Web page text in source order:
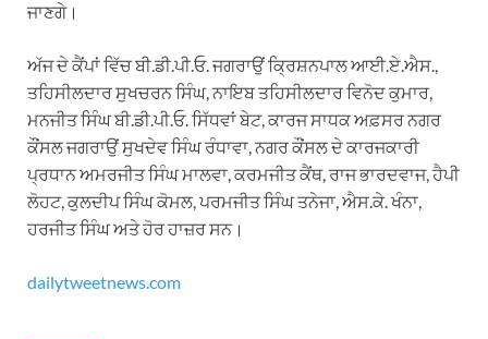
ਜਾਣਗੇ।
ਅੱਜ ਦੇ ਕੈਂਪਾਂ ਵਿੱਚ ਬੀ.ਡੀ.ਪੀ.ਓ. ਜਗਰਾਉਂ ਕ੍ਰਿਸ਼ਨਪਾਲ ਆਈ.ਏ.ਐਸ.,
ਤਹਿਸੀਲਦਾਰ ਸੁਖਚਰਨ ਸਿੰਘ, ਨਾਇਬ ਤਹਿਸੀਲਦਾਰ ਵਿਨੋਦ ਕੁਮਾਰ,
ਮਨਜੀਤ ਸਿੰਘ ਬੀ.ਡੀ.ਪੀ.ਓ. ਸਿੱਧਵਾਂ ਬੇਟ, ਕਾਰਜ ਸਾਧਕ ਅਫ਼ਸਰ ਨਗਰ
ਕੌਂਸਲ ਜਗਰਾਉਂ ਸੁਖਦੇਵ ਸਿੰਘ ਰੰਧਾਵਾ, ਨਗਰ ਕੌਂਸਲ ਦੇ ਕਾਰਜਕਾਰੀ
ਪ੍ਰਧਾਨ ਅਮਰਜੀਤ ਸਿੰਘ ਮਾਲਵਾ, ਕਰਮਜੀਤ ਕੈਂਥ, ਰਾਜ ਭਾਰਦਵਾਜ, ਹੈਪੀ
ਲੋਹਟ, ਕੁਲਦੀਪ ਸਿੰਘ ਕੋਮਲ, ਪਰਮਜੀਤ ਸਿੰਘ ਤਨੇਜਾ, ਐਸ.ਕੇ. ਖੰਨਾ,
ਹਰਜੀਤ ਸਿੰਘ ਅਤੇ ਹੋਰ ਹਾਜ਼ਰ ਸਨ।
dailytweetnews.com